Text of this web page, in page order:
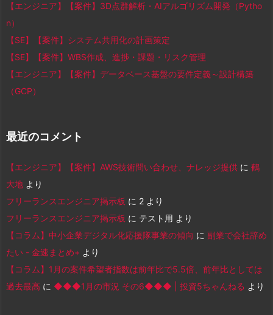
【エンジニア】【案件】3D点群解析・AIアルゴリズム開発（Pytho
n）
【SE】【案件】システム共用化の計画策定
【SE】【案件】WBS作成、進捗・課題・リスク管理
【エンジニア】【案件】データベース基盤の要件定義～設計構築
（GCP）
最近のコメント
【エンジニア】【案件】AWS技術問い合わせ、ナレッジ提供 に 鶴
大地 より
フリーランスエンジニア掲示板 に 2 より
フリーランスエンジニア掲示板 に テスト用 より
【コラム】中小企業デジタル化応援隊事業の傾向 に 副業で会社辞め
たい - 金速まとめ+ より
【コラム】1月の案件希望者指数は前年比で5.5倍、前年比としては
過去最高 に ◆◆◆1月の市況 その6◆◆◆ | 投資5ちゃんねる より